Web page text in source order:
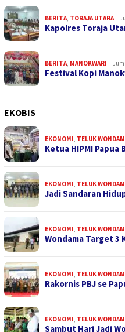
BERITA, TORAJA UTARA
Kapolres Toraja
BERITA, MANOKWARI
Festival Kopi
EKOBIS
EKONOMI, TELUK
Ketua HIPMI
EKONOMI, TELUK
Jadi Sandaran
EKONOMI, TELUK
Wondama Target 3
EKONOMI, TELUK
Rakornis PBJ se
EKONOMI, TELUK
Sambut Hari Jadi